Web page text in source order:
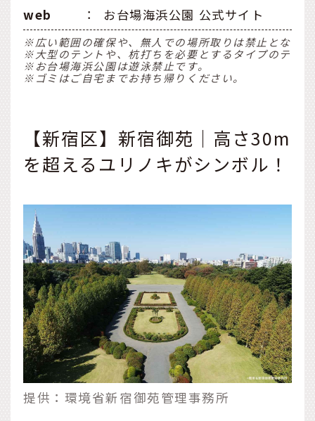
web
： お台場海浜公園 公式サイト
※広い範囲の確保や、無人での場所取りは禁止となり
※大型のテントや、杭打ちを必要とするタイプのテン
※お台場海浜公園は遊泳禁止です。
※ゴミはご自宅までお持ち帰りください。
【新宿区】新宿御苑｜高さ30m
を超えるユリノキがシンボル！
提供：環境省新宿御苑管理事務所